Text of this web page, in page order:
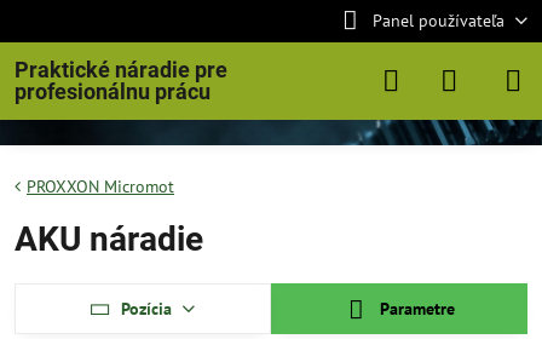
Panel používateľa
Praktické náradie pre
profesionálnu prácu
PROXXON Micromot
AKU náradie
Pozícia Parametre